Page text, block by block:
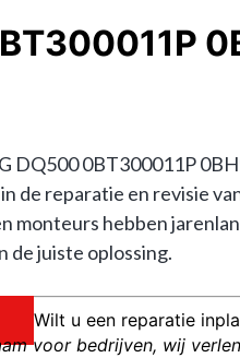
DQ500 0BT300011P
de reparatie en revisie
monteurs hebben
de juiste oplossing.
Wilt u een reparatie
voor bedrijven, wij